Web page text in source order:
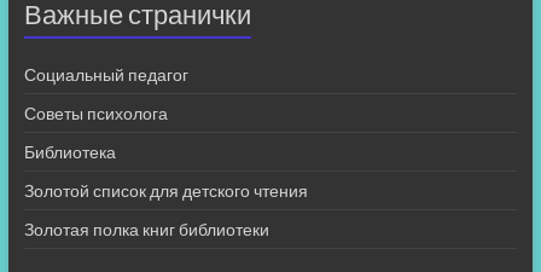
Важные странички
Социальный педагог
Советы психолога
Библиотека
Золотой список для детского чтения
Золотая полка книг библиотеки